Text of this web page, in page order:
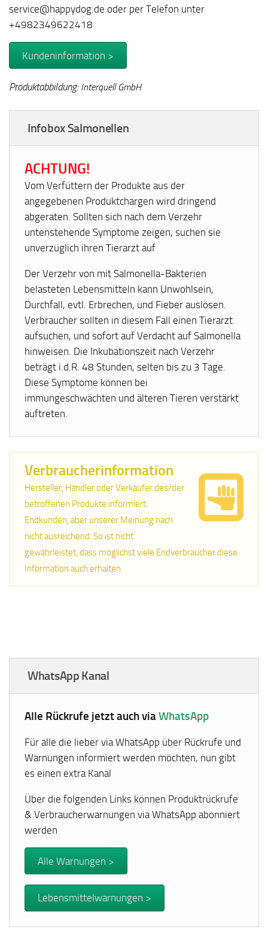
service@happydog.de oder per Telefon unter
+4982349622418
Kundeninformation >
Produktabbildung: Interquell GmbH
Infobox Salmonellen
ACHTUNG!
Vom Verfüttern der Produkte aus der
angegebenen Produktchargen wird dringend
abgeraten. Sollten sich nach dem Verzehr
untenstehende Symptome zeigen, suchen sie
unverzüglich ihren Tierarzt auf
Der Verzehr von mit Salmonella-Bakterien
belasteten Lebensmitteln kann Unwohlsein,
Durchfall, evtl. Erbrechen, und Fieber auslösen.
Verbraucher sollten in diesem Fall einen Tierarzt
aufsuchen, und sofort auf Verdacht auf Salmonella
hinweisen. Die Inkubationszeit nach Verzehr
beträgt i.d.R. 48 Stunden, selten bis zu 3 Tage.
Diese Symptome können bei
immungeschwächten und älteren Tieren verstärkt
auftreten.
Verbraucherinformation
Hersteller, Händler oder Verkäufer des/der
betroffenen Produkte informiert
Endkunden, aber unserer Meinung nach
nicht ausreichend. So ist nicht
gewährleistet, dass möglichst viele Endverbraucher diese
Information auch erhalten
WhatsApp Kanal
Alle Rückrufe jetzt auch viaWhatsApp
Für alle die lieber via WhatsApp über Rückrufe und
Warnungen informiert werden möchten, nun gibt
es einen extra Kanal
Über die folgenden Links können Produktrückrufe
& Verbraucherwarnungen via WhatsApp abonniert
werden
Alle Warnungen >
Lebensmittelwarnungen >